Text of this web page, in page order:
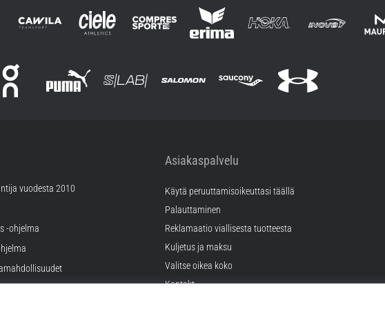
vuodesta 2010
-ohjelma
Asiakaspalvelu
Käytä peruuttamisoikeuttasi täällä
Palauttaminen
Reklamaatio viallisesta tuotteesta
Kuljetus ja maksu
Valitse oikea koko
Kontakt